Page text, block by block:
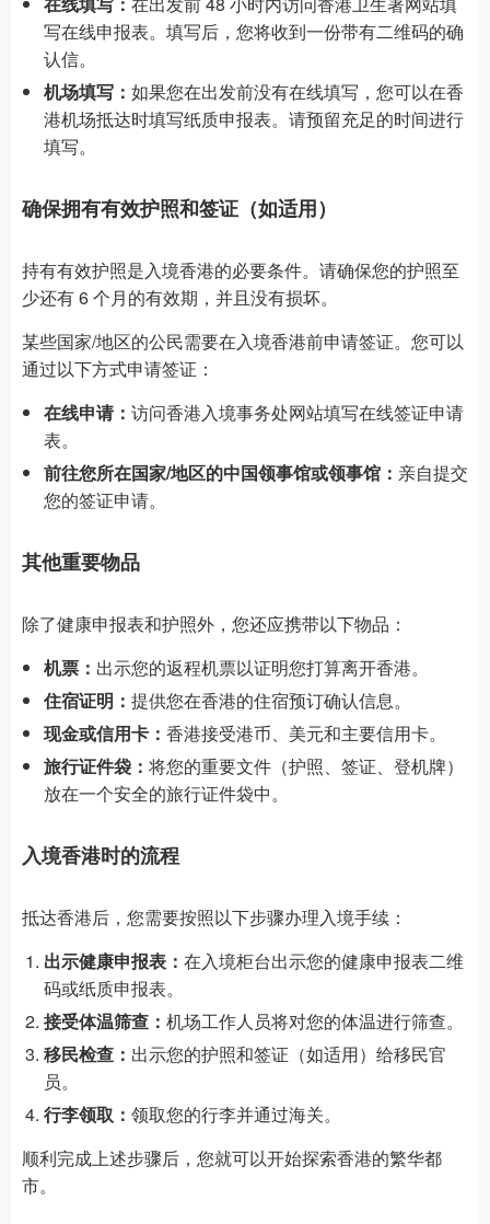
写在线申报表。填写后，您将收到一份带有二维码的确
认信。
机场填写： 如果您在出发前没有在线填写，您可以在香
港机场抵达时填写纸质申报表。请预留充足的时间进行
填写。
确保拥有有效护照和签证（如适用）
持有有效护照是入境香港的必要条件。请确保您的护照至
少还有 6 个月的有效期，并且没有损坏。
某些国家/地区的公民需要在入境香港前申请签证。您可以
通过以下方式申请签证：
在线申请： 访问香港入境事务处网站填写在线签证申请
表。
前往您所在国家/地区的中国领事馆或领事馆： 亲自提交
您的签证申请。
其他重要物品
除了健康申报表和护照外，您还应携带以下物品：
机票： 出示您的返程机票以证明您打算离开香港。
住宿证明： 提供您在香港的住宿预订确认信息。
现金或信用卡： 香港接受港币、美元和主要信用卡。
旅行证件袋： 将您的重要文件（护照、签证、登机牌）
放在一个安全的旅行证件袋中。
入境香港时的流程
抵达香港后，您需要按照以下步骤办理入境手续：
出示健康申报表： 在入境柜台出示您的健康申报表二维
码或纸质申报表。
接受体温筛查： 机场工作人员将对您的体温进行筛查。
移民检查： 出示您的护照和签证（如适用）给移民官
员。
行李领取： 领取您的行李并通过海关。
顺利完成上述步骤后，您就可以开始探索香港的繁华都
市。